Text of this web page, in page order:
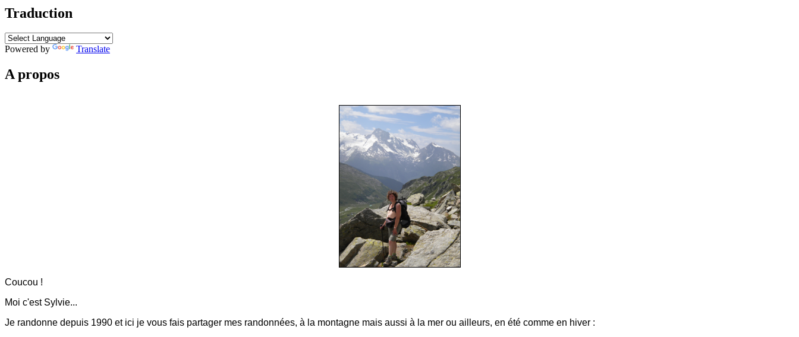
Traduction
Powered by Translate
A propos
Coucou !
Moi c'est Sylvie...
Je randonne depuis 1990 et ici je vous fais partager mes randonnées, à la montagne mais aussi à la mer ou ailleurs, en été comme en hiver :